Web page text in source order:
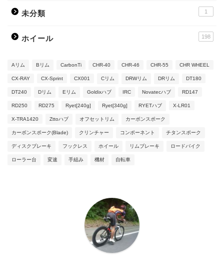
未分類 1
ホイール 198
Aリム Bリム CarbonTi CHR-40 CHR-46 CHR-55 CHR WHEEL
CX-RAY CX-Sprint CX001 Cリム DRWリム DRリム DT180
DT240 Dリム Eリム Goldixハブ IRC Novatecハブ RD147
RD250 RD275 Ryet[240g] Ryet[340g] RYETハブ X-LR01
X-TRA1420 Zttoハブ オフセットリム カーボンスポーク
カーボンスポーク(Blade) クリンチャー コンポーネント チタンスポーク
ディスクブレーキ フックレス ホイール リムブレーキ ロードバイク
ローラー台 変速 手組み 機材 自転車